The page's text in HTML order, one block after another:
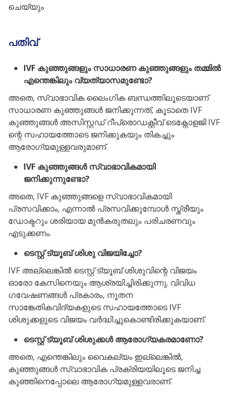
ചെയ്യും
പതിവ്
IVF കുഞ്ഞുങ്ങളും സാധാരണ കുഞ്ഞുങ്ങളും തമ്മിൽ
എന്തെങ്കിലും വ്യത്യാസമുണ്ടോ?
അതെ, സ്വാഭാവിക ലൈംഗിക ബന്ധത്തിലൂടെയാണ്
സാധാരണ കുഞ്ഞുങ്ങൾ ജനിക്കുന്നത്, കൂടാതെ IVF
കുഞ്ഞുങ്ങൾ അസിസ്റ്റഡ് റീപ്രൊഡക്റ്റീവ് ടെക്നോളജി IVF
ന്റെ സഹായത്തോടെ ജനിക്കുകയും തികച്ചും
ആരോഗ്യമുള്ളവരുമാണ്.
IVF കുഞ്ഞുങ്ങൾ സ്വാഭാവികമായി
ജനിക്കുന്നുണ്ടോ?
അതെ, IVF കുഞ്ഞുങ്ങളെ സ്വാഭാവികമായി
പ്രസവിക്കാം, എന്നാൽ പ്രസവിക്കുമ്പോൾ സ്ത്രീയും
ഡോക്ടറും ശരിയായ മുൻകരുതലും പരിചരണവും
എടുക്കണം.
ടെസ്റ്റ് ട്യൂബ് ശിശു വിജയിച്ചോ?
IVF അല്ലെങ്കിൽ ടെസ്റ്റ് ട്യൂബ് ശിശുവിന്റെ വിജയം
ഓരോ കേസിനെയും ആശ്രയിച്ചിരിക്കുന്നു. വിവിധ
ഗവേഷണങ്ങൾ പ്രകാരം, നൂതന
സാങ്കേതികവിദ്യകളുടെ സഹായത്തോടെ IVF
ശിശുക്കളുടെ വിജയം വർദ്ധിച്ചുകൊണ്ടിരിക്കുകയാണ്.
ടെസ്റ്റ് ട്യൂബ് ശിശുക്കൾ ആരോഗ്യകരമാണോ?
അതെ, എന്തെങ്കിലും വൈകല്യം ഇല്ലെങ്കിൽ,
കുഞ്ഞുങ്ങൾ സ്വാഭാവിക പ്രക്രിയയിലൂടെ ജനിച്ച
കുഞ്ഞിനെപ്പോലെ ആരോഗ്യമുള്ളവരാണ്.